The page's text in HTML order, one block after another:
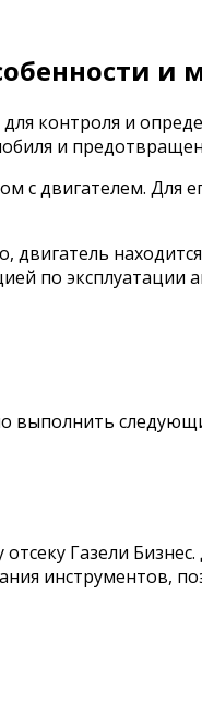
и
контроля и
и
с двигателем. Для
по эксплуатации
выполнить
Газели
инструментов,